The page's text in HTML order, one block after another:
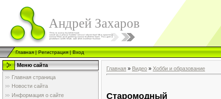
Андрей Захаров
Главная|Регистрация|Вход
Меню сайта
Главная страница
Новости сайта
Информация о сайте
Главная » Видео » Хобби и образование
Старомодный